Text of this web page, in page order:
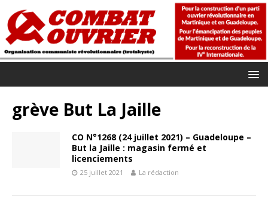
grève But La Jaille
CO N°1268 (24 juillet 2021) – Guadeloupe –
But la Jaille : magasin fermé et
licenciements
25 juillet 2021 La rédaction